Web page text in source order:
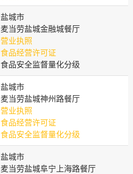
盐城市
麦当劳盐城金融城餐厅
营业执照
食品经营许可证
食品安全监督量化分级
盐城市
麦当劳盐城神州路餐厅
营业执照
食品经营许可证
食品安全监督量化分级
盐城市
麦当劳盐城阜宁上海路餐厅